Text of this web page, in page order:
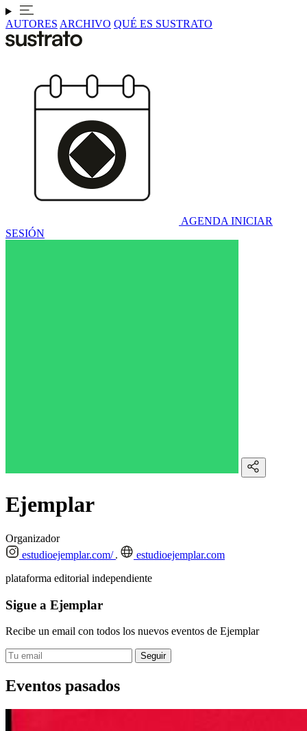
AUTORES ARCHIVO QUÉ ES SUSTRATO
AGENDA INICIAR
SESIÓN
Ejemplar
Organizador
estudioejemplar.com/
estudioejemplar.com
plataforma editorial independiente
Sigue a Ejemplar
Recibe un email con todos los nuevos eventos de Ejemplar
Eventos pasados